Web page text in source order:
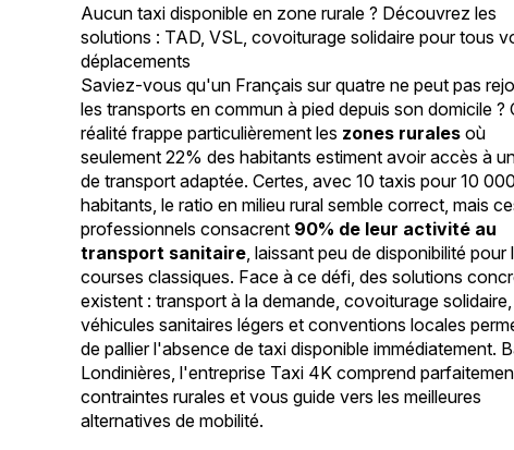
Aucun taxi disponible en zone rurale ? Découvrez les
solutions : TAD, VSL, covoiturage solidaire pour tous
déplacements
Saviez-vous qu'un Français sur quatre ne peut pas
les transports en commun à pied depuis son domicile ?
réalité frappe particulièrement les zones rurales où
seulement 22% des habitants estiment avoir accès à
de transport adaptée. Certes, avec 10 taxis pour 10 000
habitants, le ratio en milieu rural semble correct, mais
professionnels consacrent 90% de leur activité au
transport sanitaire, laissant peu de disponibilité pour
courses classiques. Face à ce défi, des solutions
existent : transport à la demande, covoiturage solidaire,
véhicules sanitaires légers et conventions locales
de pallier l'absence de taxi disponible immédiatement.
Londinières, l'entreprise Taxi 4K comprend
contraintes rurales et vous guide vers les meilleures
alternatives de mobilité.